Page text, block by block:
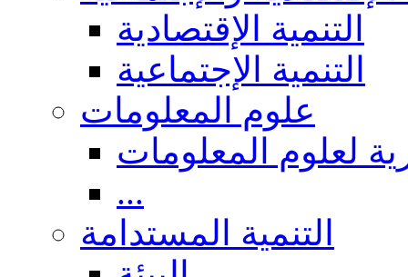
التنمية الإقتصادية
التنمية الإجتماعية
علوم المعلومات
لعلوم المعلومات
...
التنمية المستدامة